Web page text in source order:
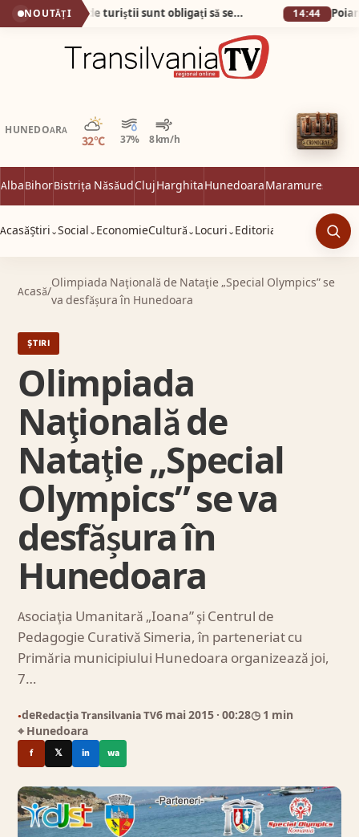
NOUTĂȚI Plaja din Tunisia unde turiștii sunt obligați să se descalțe! Nisipul e atât de fin încât pare cernut prin sită! 14:44
HUNEDOARA
32°C 37% 8 km/h
Parțial noros
AlbaBihorBistrița NăsăudClujHarghitaHunedoaraMaramureș
AcasăȘtiri ⌄Social ⌄ EconomieCultură ⌄ Locuri ⌄ Editorial
Acasă/
Olimpiada Naţională de Nataţie „Special Olympics” se
va desfășura în Hunedoara
ȘTIRI
Olimpiada
Naţională de
Nataţie „Special
Olympics” se va
desfășura în
Hunedoara
Asociaţia Umanitară „Ioana” şi Centrul de
Pedagogie Curativă Simeria, în parteneriat cu
Primăria municipiului Hunedoara organizează joi,
7…
●deRedacția Transilvania TV6 mai 2015 · 00:28◷ 1 min
⌖ Hunedoara
f 𝕏 in wa